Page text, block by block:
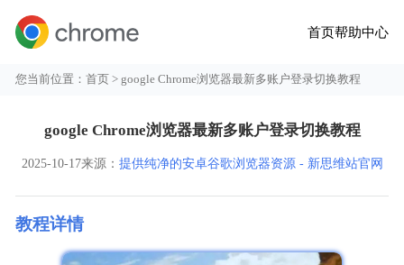
首页帮助中心
您当前位置：首页 > google Chrome浏览器最新多账户登录切换教程
google Chrome浏览器最新多账户登录切换教程
2025-10-17来源： 提供纯净的安卓谷歌浏览器资源 - 新思维站官网
教程详情